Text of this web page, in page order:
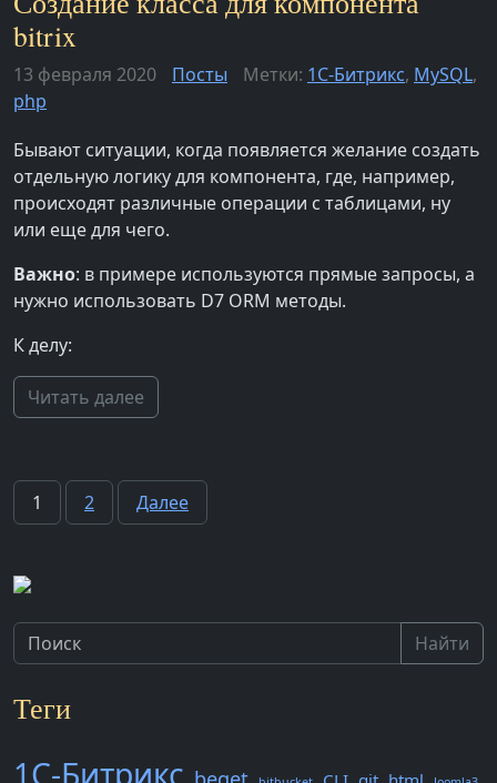
bitrix
13 февраля 2020 Посты Метки: 1С-Битрикс, MySQL,
php
Бывают ситуации, когда появляется желание создать
отдельную логику для компонента, где, например,
происходят различные операции с таблицами, ну
или еще для чего.
Важно: в примере используются прямые запросы, а
нужно использовать D7 ORM методы.
К делу:
Читать далее
Пагинация
1 2 Далее
Найти
Теги
1С-Битрикс